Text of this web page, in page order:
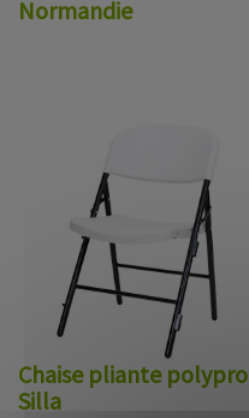
Normandie
Chaise pliante polypro
Silla